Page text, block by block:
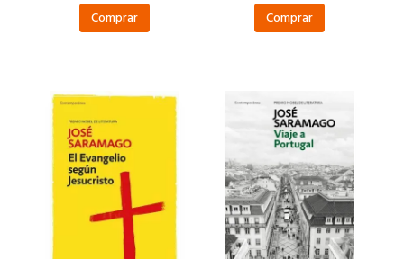
Comprar Comprar